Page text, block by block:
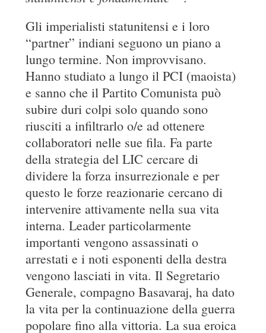
Gli imperialisti statunitensi e i loro
“partner” indiani seguono un piano a
lungo termine. Non improvvisano.
Hanno studiato a lungo il PCI (maoista)
e sanno che il Partito Comunista può
subire duri colpi solo quando sono
riusciti a infiltrarlo o/e ad ottenere
collaboratori nelle sue fila. Fa parte
della strategia del LIC cercare di
dividere la forza insurrezionale e per
questo le forze reazionarie cercano di
intervenire attivamente nella sua vita
interna. Leader particolarmente
importanti vengono assassinati o
arrestati e i noti esponenti della destra
vengono lasciati in vita. Il Segretario
Generale, compagno Basavaraj, ha dato
la vita per la continuazione della guerra
popolare fino alla vittoria. La sua eroica